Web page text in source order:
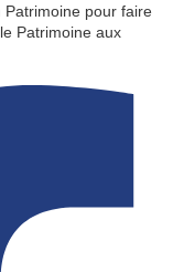
pour faire
Patrimoine aux